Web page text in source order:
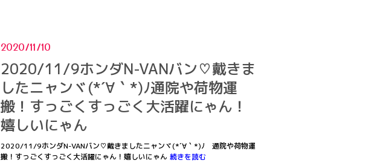
2020/11/10
2020/11/9ホンダN-VANバン♡戴きま
したニャンヾ(*´∀｀*)ﾉ通院や荷物運
搬！すっごくすっごく大活躍にゃん！
嬉しいにゃん
2020/11/9ホンダN-VANバン♡戴きましたニャンヾ(*´∀｀*)ﾉ 通院や荷物運
搬！すっごくすっごく大活躍にゃん！嬉しいにゃん 続きを読む